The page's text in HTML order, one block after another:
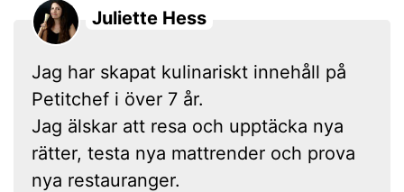
Juliette Hess
Jag har skapat kulinariskt innehåll på
Petitchef i över 7 år.
Jag älskar att resa och upptäcka nya
rätter, testa nya mattrender och prova
nya restauranger.